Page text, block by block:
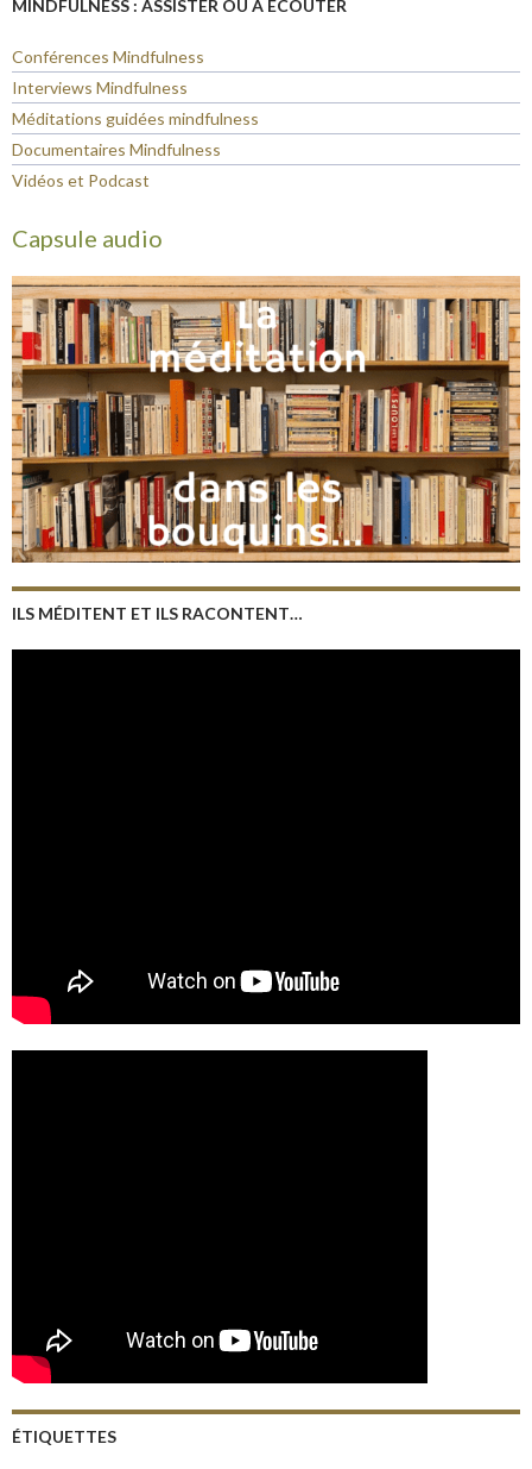
MINDFULNESS : ASSISTER OU À ÉCOUTER
Conférences Mindfulness
Interviews Mindfulness
Méditations guidées mindfulness
Documentaires Mindfulness
Vidéos et Podcast
Capsule audio
ILS MÉDITENT ET ILS RACONTENT…
ÉTIQUETTES